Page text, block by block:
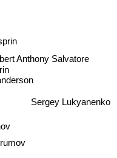
Anthony Salvatore
Sergey Lukyanenko